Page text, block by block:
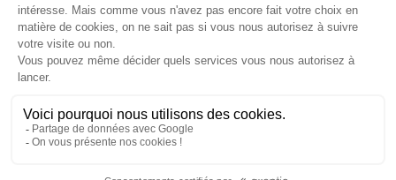
Votre aménagement d'intérieur
tendance pour valoriser votre bien
locataires